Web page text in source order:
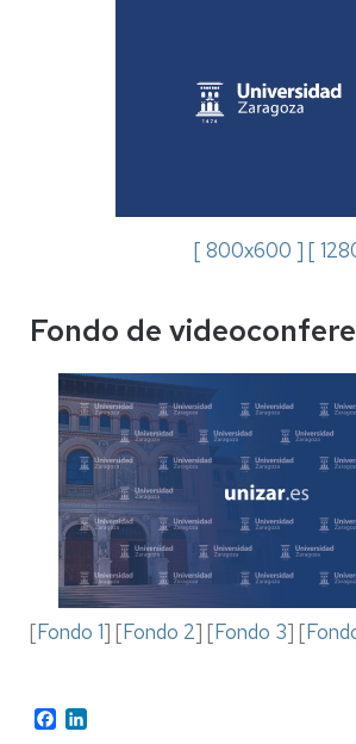
[ 800x600 ] [
Fondo de
[Fondo 1] [Fondo 2] [Fondo 3] [
Facebook